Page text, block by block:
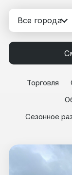
Все города
Торговля
Сезонное